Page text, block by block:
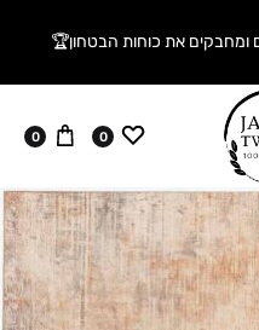
ומחבקים את כוחות הבטחון🏆
ווישליסט
0 עגלה
0